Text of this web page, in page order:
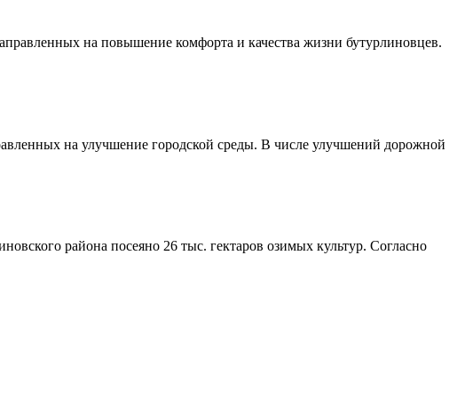
на повышение комфорта и качества жизни бутурлиновцев.
на улучшение городской среды. В числе улучшений дорожной
района посеяно 26 тыс. гектаров озимых культур. Согласно